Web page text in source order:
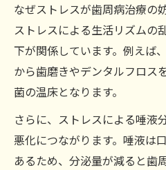
なぜストレスが歯周病治療の
ストレスによる生活リズムの
下が関係しています。例えば
から歯磨きやデンタルフロス
菌の温床となります。
さらに、ストレスによる唾液
悪化につながります。唾液は
あるため、分泌量が減ると歯